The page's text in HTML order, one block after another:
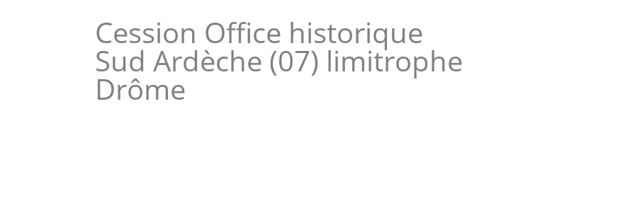
Cession Office historique
Sud Ardèche (07) limitrophe
Drôme